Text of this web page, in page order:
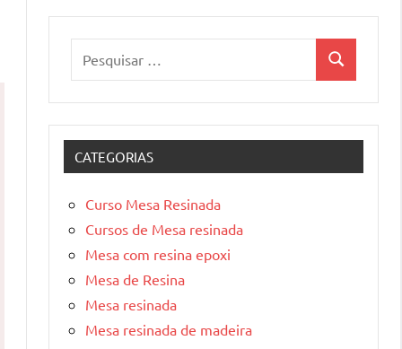
Pesquisa
CATEGORIAS
Curso Mesa Resinada
Cursos de Mesa resinada
Mesa com resina epoxi
Mesa de Resina
Mesa resinada
Mesa resinada de madeira